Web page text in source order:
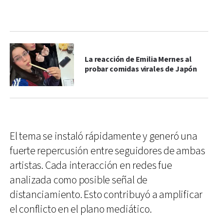
La reacción de Emilia Mernes al
probar comidas virales de Japón
El tema se instaló rápidamente y generó una
fuerte repercusión entre seguidores de ambas
artistas. Cada interacción en redes fue
analizada como posible señal de
distanciamiento. Esto contribuyó a amplificar
el conflicto en el plano mediático.